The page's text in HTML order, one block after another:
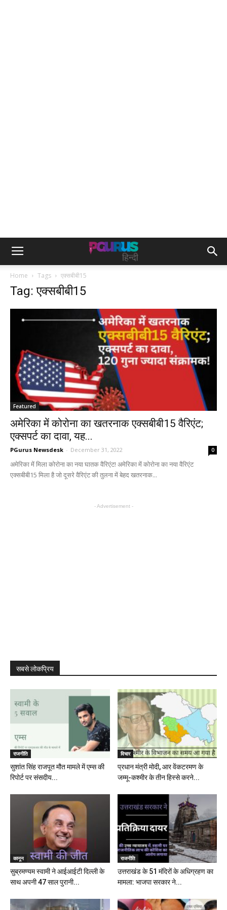
Home Tags एक्सबीबी15
Tag: एक्सबीबी15
Featured
अमेरिका में कोरोना का खतरनाक एक्सबीबी15 वैरिएंट;
एक्सपर्ट का दावा, यह...
PGurus Newsdesk - December 31, 2022 0
अमेरिका में मिला कोरोना का नया घातक वैरिएंट! अमेरिका में कोरोना का नया वैरिएंट
एक्सबीबी15 मिला है जो दूसरे वैरिएंट की तुलना में बेहद खतरनाक...
- Advertisement -
सबसे लोकप्रिय
राजनीति
सुशांत सिंह राजपूत मौत मामले में एम्स की
रिपोर्ट पर संसदीय...
विचार
प्रधान मंत्री मोदी, आर वेंकटरमण के
जम्मू-कश्मीर के तीन हिस्से करने...
कानून
सुब्रमण्यम स्वामी ने आईआईटी दिल्ली के
साथ अपनी 47 साल पुरानी...
राजनीति
उत्तराखंड के 51 मंदिरों के अधिग्रहण का
मामला: भाजपा सरकार ने...